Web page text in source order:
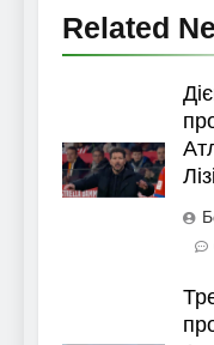
Related